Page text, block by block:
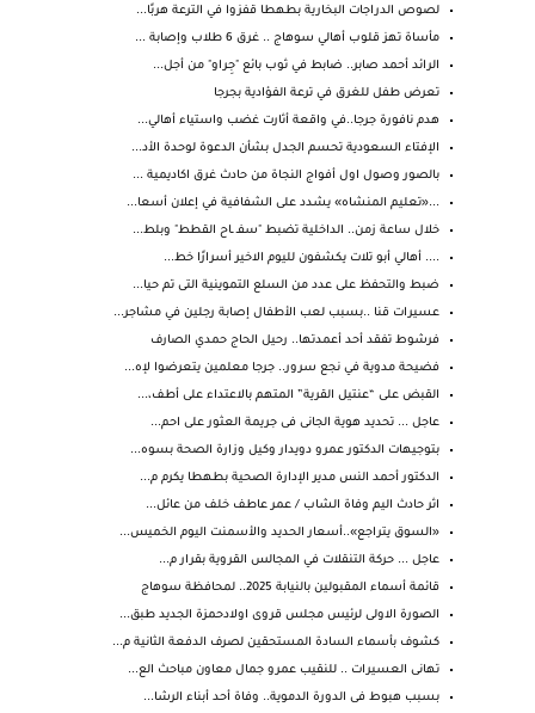
لصوص الدراجات البخارية بطهطا قفزوا في الترعة هربًا...
مأساة تهز قلوب أهالي سوهاج .. غرق 6 طلاب وإصابة ...
الرائد أحمد صابر.. ضابط في ثوب بائع "جِراو" من أجل...
تعرض طفل للغرق في ترعة الفؤادية بجرجا
هدم نافورة جرجا..في واقعة أثارت غضب واستياء أهالي...
الإفتاء السعودية تحسم الجدل بشأن الدعوة لوحدة الأد...
بالصور وصول اول أفواج النجاة من حادث غرق اكاديمية ...
...«تعليم المنشاه» يشدد على الشفافية في إعلان أسعا...
خلال ساعة زمن.. الداخلية تضبط "سفـ ـاح القطط" وبلط...
.... أهالي أبو تلات يكشفون لليوم الاخير أسرارًا خط...
ضبط والتحفظ على عدد من السلع التموينية التى تم حيا...
عسيرات قنا ..بسبب لعب الأطفال إصابة رجلين في مشاجر...
فرشوط تفقد أحد أعمدتها.. رحيل الحاج حمدي الصارف
فضيحة مدوية في نجع سرور.. جرجا معلمين يتعرضوا لإه...
القبض على “عنتيل القرية” المتهم بالاعتداء على أطف،...
عاجل ... تحديد هوية الجانى فى جريمة العثور على احم...
بتوجيهات الدكتور عمرو دويدار وكيل وزارة الصحة بسوه...
الدكتور أحمد النس مدير الإدارة الصحية بطهطا يكرم م...
اثر حادث اليم وفاة الشاب / عمر عاطف خلف من ‏عائل...
«السوق يتراجع»..أسعار الحديد والأسمنت اليوم الخميس...
عاجل ... حركة التنقلات في المجالس القروية بقرار م...
قائمة أسماء المقبولين بالنيابة 2025.. لمحافظة سوهاج
الصورة الاولى لرئيس مجلس قروى اولادحمزة الجديد طبق...
كشوف بأسماء السادة المستحقين لصرف الدفعة الثانية م...
تهانى العسيرات .. للنقيب عمرو جمال معاون مباحث الع...
بسبب هبوط فى الدورة الدموية.. وفاة أحد أبناء الرشا...